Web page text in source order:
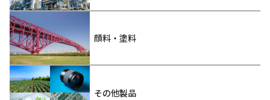
顔料・塗料
その他製品